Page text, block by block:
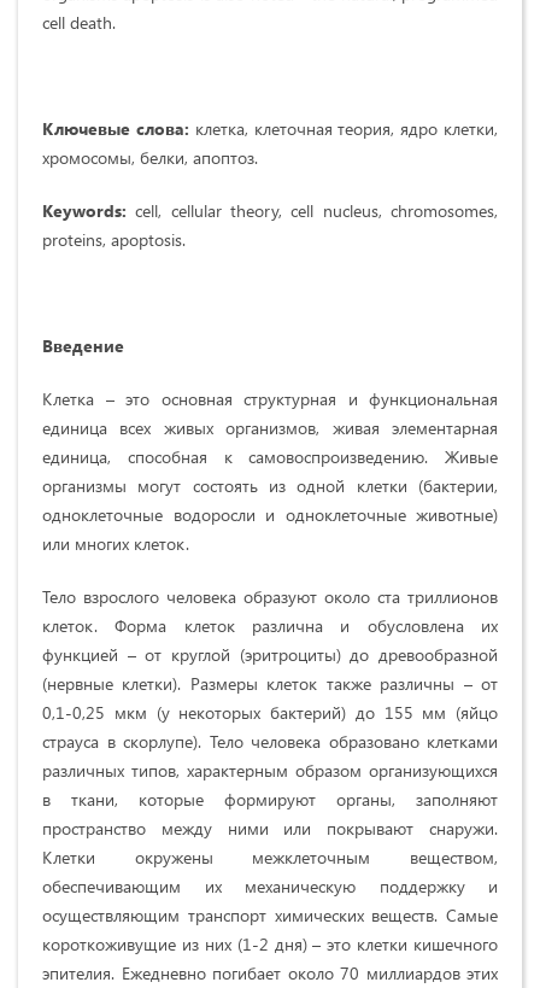
cell death.
Ключевые слова: клетка, клеточная теория, ядро клетки,
хромосомы, белки, апоптоз.
Keywords: cell, cellular theory, cell nucleus, chromosomes,
proteins, apoptosis.
Введение
Клетка – это основная структурная и функциональная
единица всех живых организмов, живая элементарная
единица, способная к самовоспроизведению. Живые
организмы могут состоять из одной клетки (бактерии,
одноклеточные водоросли и одноклеточные животные)
или многих клеток.
Тело взрослого человека образуют около ста триллионов
клеток. Форма клеток различна и обусловлена их
функцией – от круглой (эритроциты) до древообразной
(нервные клетки). Размеры клеток также различны – от
0,1-0,25 мкм (у некоторых бактерий) до 155 мм (яйцо
страуса в скорлупе). Тело человека образовано клетками
различных типов, характерным образом организующихся
в ткани, которые формируют органы, заполняют
пространство между ними или покрывают снаружи.
Клетки окружены межклеточным веществом,
обеспечивающим их механическую поддержку и
осуществляющим транспорт химических веществ. Самые
короткоживущие из них (1-2 дня) – это клетки кишечного
эпителия. Ежедневно погибает около 70 миллиардов этих